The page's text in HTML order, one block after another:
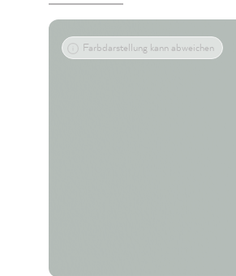
Farbdarstellung kann abweichen